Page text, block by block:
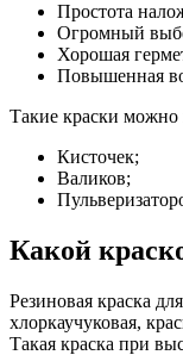
Простота
Огромный
Хорошая
Повышенная
Такие краски можно
Кисточек;
Валиков;
Какой
Резиновая краска
хлоркаучуковая,
Такая краска при